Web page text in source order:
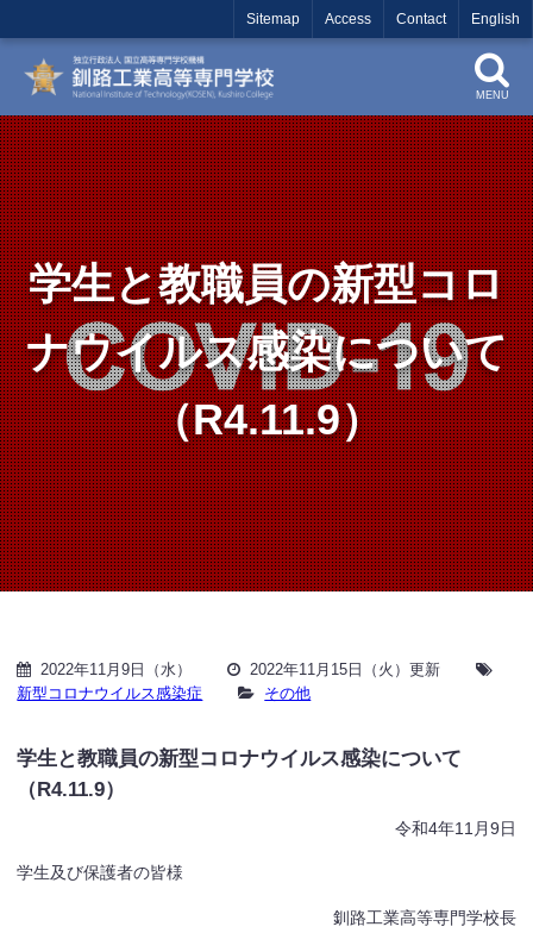
Sitemap Access Contact English
MENU
学生と教職員の新型コロ
ナウイルス感染について
（R4.11.9）
2022年11月9日（水）
2022年11月15日（火）更新
新型コロナウイルス感染症
その他
学生と教職員の新型コロナウイルス感染について
（R4.11.9）
令和4年11月9日
学生及び保護者の皆様
釧路工業高等専門学校長